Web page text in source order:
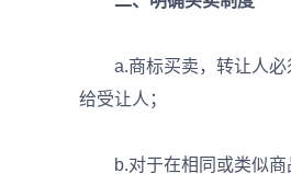
a.商标买卖，转让人必
给受让人；
b.对于在相同或类似商品